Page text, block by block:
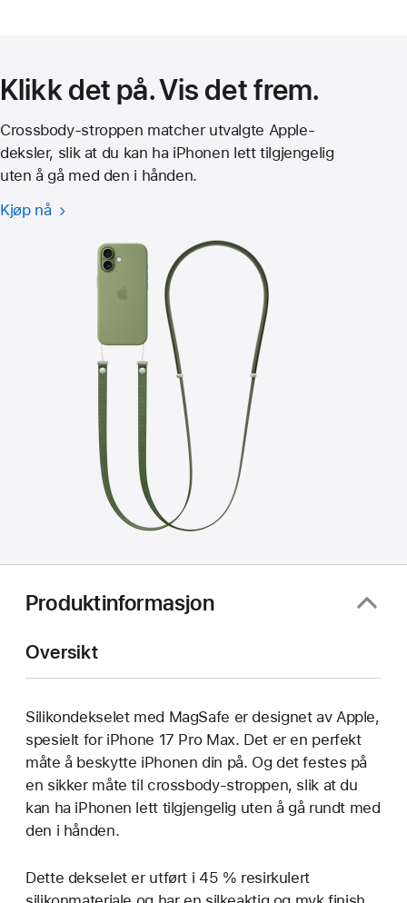
Klikk det på. Vis det frem.
Crossbody-stroppen matcher utvalgte Apple-
deksler, slik at du kan ha iPhonen lett tilgjengelig
uten å gå med den i hånden.
Kjøp nå Crossbody-
iPhone 17
Produktinformasjon
Oversikt
Silikondekselet med MagSafe er designet av Apple,
spesielt for iPhone 17 Pro Max. Det er en perfekt
måte å beskytte iPhonen din på. Og det festes på
en sikker måte til crossbody-stroppen, slik at du
kan ha iPhonen lett tilgjengelig uten å gå rundt med
den i hånden.
Dette dekselet er utført i 45 % resirkulert